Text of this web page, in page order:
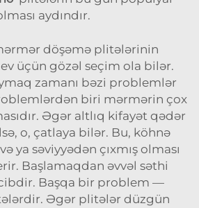
aydındır.
döşəmə plitələrinin
ev üçün gözəl seçim ola bilər.
zamanı bəzi problemlər
biri mərmərin çox
Əgər altlıq kifayət qədər
o, çatlaya bilər. Bu, köhnə
ya səviyyədən çıxmış olması
Başlamaqdan əvvəl səthi
Başqa bir problem —
Əgər plitələr düzgün